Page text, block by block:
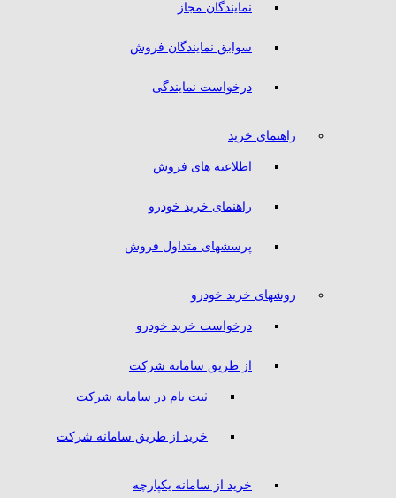
نمایندگان مجاز
سوابق نمایندگان فروش
درخواست نمایندگی
راهنمای خرید
اطلاعیه های فروش
راهنمای خرید خودرو
پرسشهای متداول فروش
روشهای خرید خودرو
درخواست خرید خودرو
از طریق سامانه شرکت
ثبت نام در سامانه شرکت
خرید از طریق سامانه شرکت
خرید از سامانه یکپارچه